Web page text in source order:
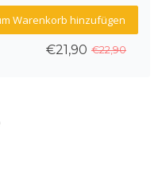
Warenkorb hinzufügen
€22,90
€21,90